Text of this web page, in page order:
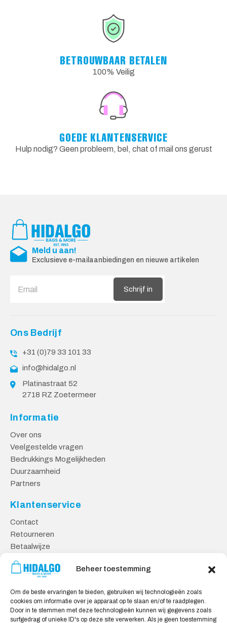
Beheer toestemming
Om de beste ervaringen te bieden, gebruiken wij technologieën zoals
cookies om informatie over je apparaat op te slaan en/of te raadplegen.
Door in te stemmen met deze technologieën kunnen wij gegevens zoals
surfgedrag of unieke ID's op deze site verwerken. Als je geen toestemming
BETROUWBAAR BETALEN
100% Veilig
GOEDE KLANTENSERVICE
Hulp nodig? Geen probleem, bel, chat of mail ons gerust
Meld u aan!
Exclusieve e-mailaanbiedingen en nieuwe artikelen
Schrijf in
Ons Bedrijf
+31 (0)79 33 101 33
info@hidalgo.nl
Platinastraat 52
2718 RZ Zoetermeer
Informatie
Over ons
Veelgestelde vragen
Bedrukkings Mogelijkheden
Duurzaamheid
Partners
Klantenservice
Contact
Retourneren
Betaalwijze
Veilig Shoppen
Algemene Voorwaarden
Privacy Verklaring